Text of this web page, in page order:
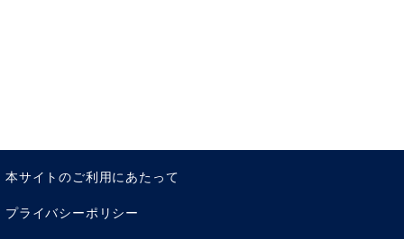
本サイトのご利用にあたって
プライバシーポリシー